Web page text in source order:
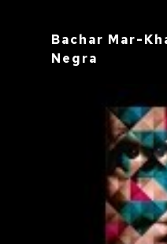
Bachar Mar-
Negra